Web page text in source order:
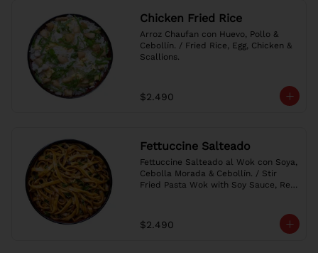
Chicken Fried Rice
Arroz Chaufan con Huevo, Pollo &
Cebollín. / Fried Rice, Egg, Chicken &
Scallions.
$2.490
Fettuccine Salteado
Fettuccine Salteado al Wok con Soya,
Cebolla Morada & Cebollín. / Stir
Fried Pasta Wok with Soy Sauce, Red
$2.490